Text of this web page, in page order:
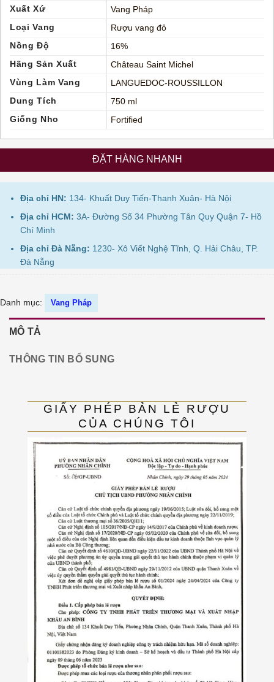
Xuất Xứ
Vang Pháp
Loại Vang
Rượu vang đỏ
Nồng Độ
16%
Hãng Sản Xuất
Château Saint Michel
Vùng Làm Vang
LANGUEDOC-ROUSSILLON
Dung Tích
750 ml
Giống Nho
Fortified
ĐẶT HÀNG NHANH
Địa chỉ HN: 134- Khuất Duy Tiến-Thanh Xuân- Hà Nội
Địa chỉ HCM: 3A- Đường Số 34 Phường Tân Quy Quận 7- Hồ
Chí Minh
Địa chỉ Đà Nẵng: 1230- Xô Viết Nghệ Tĩnh, Q. Hải Châu, TP.
Đà Nẵng
Danh mục: Vang Pháp
MÔ TẢ
THÔNG TIN BỔ SUNG
GIẤY PHÉP BẢN LẺ RƯỢU
CỦA CHÚNG TÔI